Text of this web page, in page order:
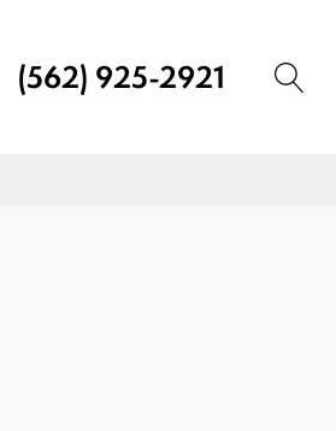
(562) 925-2921